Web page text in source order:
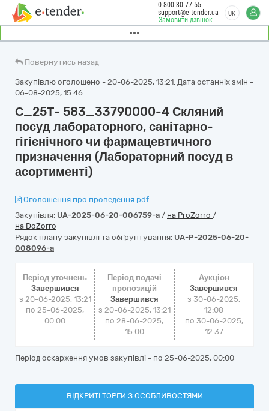
Замовити дзвінок
0 800 30 77 55
support@e-tender.ua
UK
Повернутись назад
Закупівлю оголошено - 20-06-2025, 13:21. Дата останніх змін -
06-08-2025, 15:46
С_25Т- 583_33790000-4 Скляний
посуд лабораторного, санітарно-
гігієнічного чи фармацевтичного
призначення (Лабораторний посуд в
асортименті)
Оголошення про проведення.pdf
Закупівля: UA-2025-06-20-006759-a / на ProZorro /
на DoZorro
Рядок плану закупівлі та обґрунтування: UA-P-2025-06-20-
008096-a
Період уточнень
Завершився
з 20-06-2025, 13:21
по 25-06-2025,
00:00
Період подачі
пропозицій
Завершився
з 20-06-2025, 13:21
по 28-06-2025,
15:00
Аукціон
Завершився
з30-06-2025,
12:08
по 30-06-2025,
12:37
Період оскарження умов закупівлі - по 25-06-2025, 00:00
ВІДКРИТІ ТОРГИ З ОСОБЛИВОСТЯМИ